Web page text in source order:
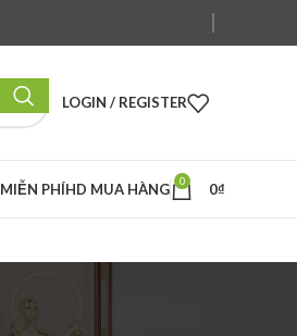
LOGIN / REGISTER
MIỄN PHÍHD MUA HÀNG 0 0₫